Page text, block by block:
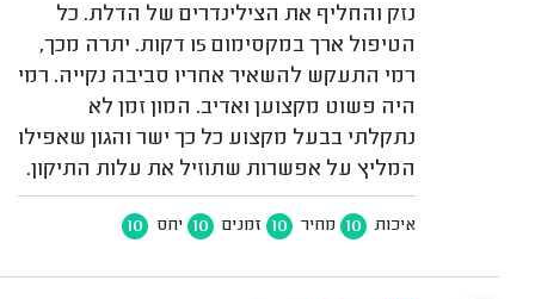
נזק והחליף את הצילינדרים של הדלת. כל
הטיפול ארך במקסימום 15 דקות. יתרה מכך,
רמי התעקש להשאיר אחריו סביבה נקייה. רמי
היה פשוט מקצוען ואדיב. המון זמן לא
נתקלתי בבעל מקצוע כל כך ישר והגון שאפילו
המליץ על אפשרות שתוזיל את עלות התיקון.
איכות 10 מחיר 10 זמנים 10 יחס 10